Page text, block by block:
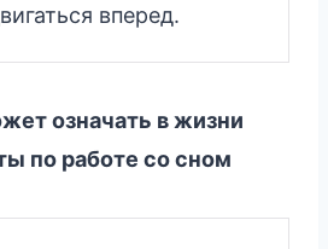
вперед.
означать в жизни
по работе со сном